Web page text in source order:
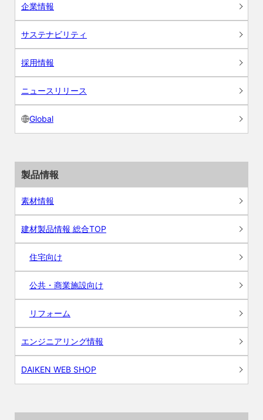
企業情報
サステナビリティ
採用情報
ニュースリリース
Global
製品情報
素材情報
建材製品情報 総合TOP
住宅向け
公共・商業施設向け
リフォーム
エンジニアリング情報
DAIKEN WEB SHOP